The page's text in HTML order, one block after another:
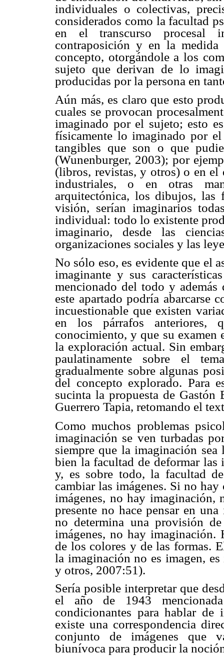
individuales o colectivas,
considerados como la facultad
en el transcurso procesal
contraposición y en la
concepto, otorgándole a los
sujeto que derivan de lo
producidas por la persona en
Aún más, es claro que esto
cuales se provocan
imaginado por el sujeto; esto
físicamente lo imaginado por
tangibles que son o que
(Wunenburger, 2003); por
(libros, revistas, y otros) o en
industriales, o en otras
arquitectónica, los dibujos, las
visión, serían imaginarios
individual: todo lo existente
imaginario, desde las
organizaciones sociales y las
No sólo eso, es evidente que el
imaginante y sus
mencionado del todo y
este apartado podría abarcarse
incuestionable que existen
en los párrafos anteriores,
conocimiento, y que su examen
la exploración actual. Sin
paulatinamente sobre el
gradualmente sobre algunas
del concepto explorado. Para
sucinta la propuesta de Gastón
Guerrero Tapia, retomando el
Como muchos problemas
imaginación se ven turbadas
siempre que la imaginación
bien la facultad de deformar las
y, es sobre todo, la facultad
cambiar las imágenes. Si no
imágenes, no hay
presente no hace pensar en
no determina una provisión
imágenes, no hay
de los colores y de las formas.
la imaginación no es imagen,
y otros, 2007:51).
Sería posible interpretar que
el año de 1943
condicionantes para hablar de
existe una correspondencia
conjunto de imágenes que
biunívoca para producir la